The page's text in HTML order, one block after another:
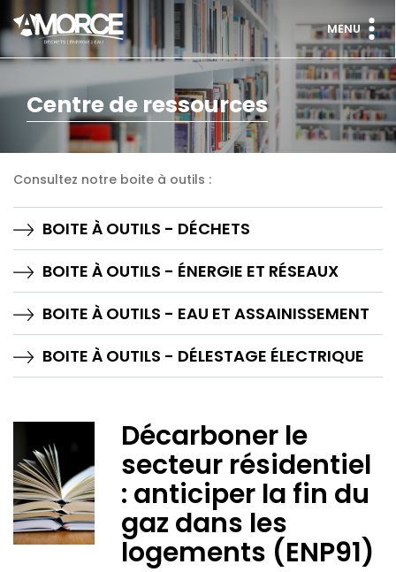
MENU
Centre de ressources
Consultez notre boite à outils :
BOITE À OUTILS - DÉCHETS
BOITE À OUTILS - ÉNERGIE ET RÉSEAUX
BOITE À OUTILS - EAU ET ASSAINISSEMENT
BOITE À OUTILS - DÉLESTAGE ÉLECTRIQUE
Décarboner le
secteur résidentiel
: anticiper la fin du
gaz dans les
logements (ENP91)